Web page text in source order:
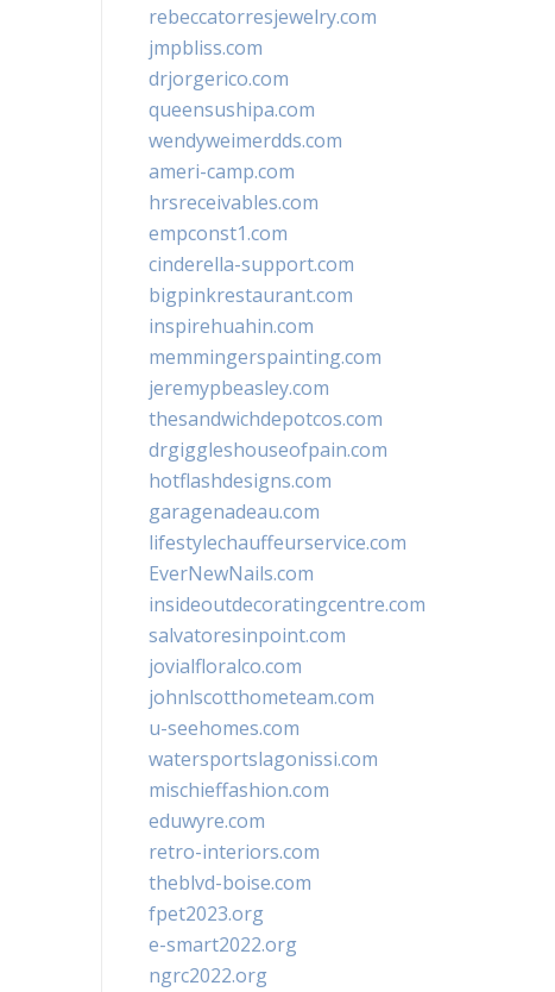
rebeccatorresjewelry.com
jmpbliss.com
drjorgerico.com
queensushipa.com
wendyweimerdds.com
ameri-camp.com
hrsreceivables.com
empconst1.com
cinderella-support.com
bigpinkrestaurant.com
inspirehuahin.com
memmingerspainting.com
jeremypbeasley.com
thesandwichdepotcos.com
drgiggleshouseofpain.com
hotflashdesigns.com
garagenadeau.com
lifestylechauffeurservice.com
EverNewNails.com
insideoutdecoratingcentre.com
salvatoresinpoint.com
jovialfloralco.com
johnlscotthometeam.com
u-seehomes.com
watersportslagonissi.com
mischieffashion.com
eduwyre.com
retro-interiors.com
theblvd-boise.com
fpet2023.org
e-smart2022.org
ngrc2022.org